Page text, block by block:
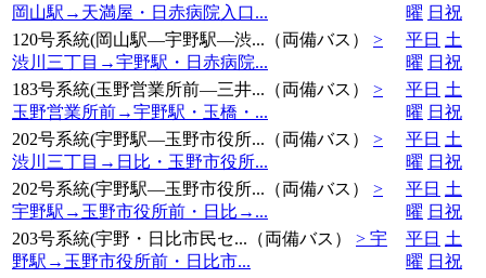
岡山駅→天満屋・日赤病院入口...
曜 日祝
120号系統(岡山駅―宇野駅―渋...（両備バス）
>
渋川三丁目→宇野駅・日赤病院...
平日 土
曜 日祝
183号系統(玉野営業所前―三井...（両備バス）
>
玉野営業所前→宇野駅・玉橋・...
平日 土
曜 日祝
202号系統(宇野駅―玉野市役所...（両備バス）
>
渋川三丁目→日比・玉野市役所...
平日 土
曜 日祝
202号系統(宇野駅―玉野市役所...（両備バス）
>
宇野駅→玉野市役所前・日比→...
平日 土
曜 日祝
203号系統(宇野・日比市民セ...（両備バス）
> 宇
野駅→玉野市役所前・日比市...
平日 土
曜 日祝